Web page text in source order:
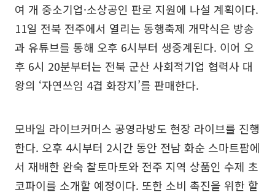
여 개 중소기업·소상공인 판로 지원에 나설 계획이다.
11일 전북 전주에서 열리는 동행축제 개막식은 방송
과 유튜브를 통해 오후 6시부터 생중계된다. 이어 오
후 6시 20분부터는 전북 군산 사회적기업 협력사 대
왕의 ‘자연쓰임 4겹 화장지’를 판매한다.
모바일 라이브커머스 공영라방도 현장 라이브를 진행
한다. 오후 4시부터 2시간 동안 전남 화순 스마트팜에
서 재배한 완숙 찰토마토와 전주 지역 상품인 수제 초
코파이를 소개할 예정이다. 또한 소비 촉진을 위한 할